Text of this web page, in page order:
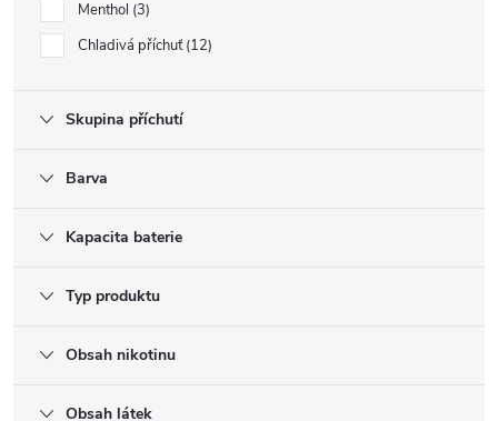
Menthol 3
Chladivá příchuť 12
Skupina příchutí
Barva
Kapacita baterie
Typ produktu
Obsah nikotinu
Obsah látek